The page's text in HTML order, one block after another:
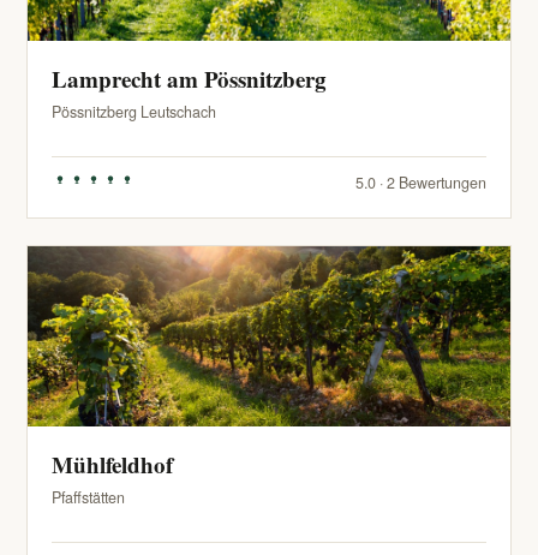
Lamprecht am Pössnitzberg
Pössnitzberg Leutschach
5.0 · 2 Bewertungen
Mühlfeldhof
Pfaffstätten